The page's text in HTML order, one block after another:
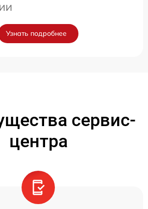
Узнать подробнее
сервис-
центра